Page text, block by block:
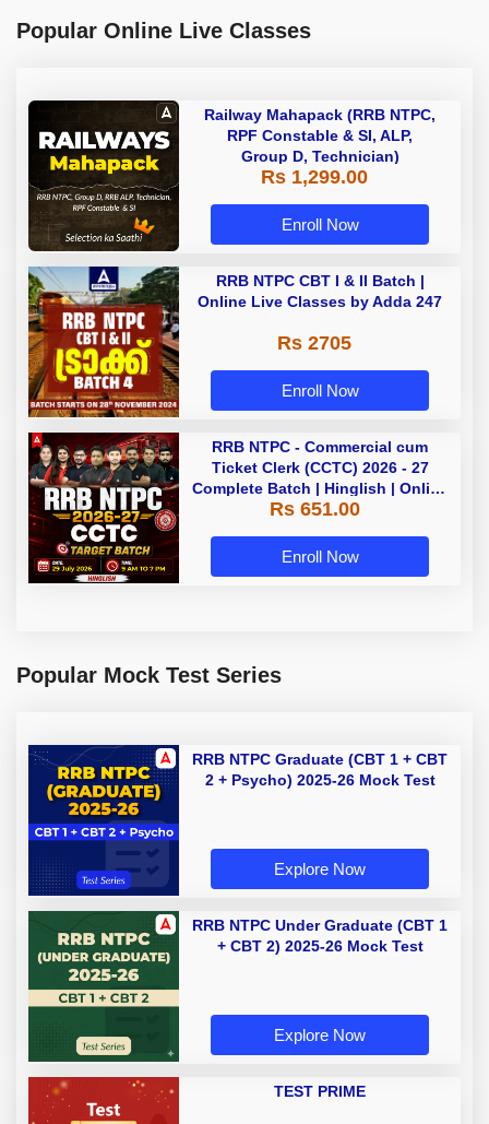
Popular Online Live Classes
Railway Mahapack (RRB NTPC,
RPF Constable & SI, ALP,
Group D, Technician)
Rs 1,299.00
Enroll Now
RRB NTPC CBT I & II Batch |
Online Live Classes by Adda 247
Rs 2705
Enroll Now
RRB NTPC - Commercial cum
Ticket Clerk (CCTC) 2026 - 27
Complete Batch | Hinglish | Online
Live Classes By Adda247
Rs 651.00
Enroll Now
Popular Mock Test Series
RRB NTPC Graduate (CBT 1 + CBT
2 + Psycho) 2025-26 Mock Test
Explore Now
RRB NTPC Under Graduate (CBT 1
+ CBT 2) 2025-26 Mock Test
Explore Now
TEST PRIME